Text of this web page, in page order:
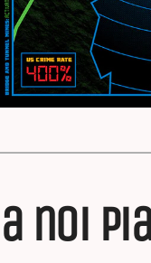
a noi